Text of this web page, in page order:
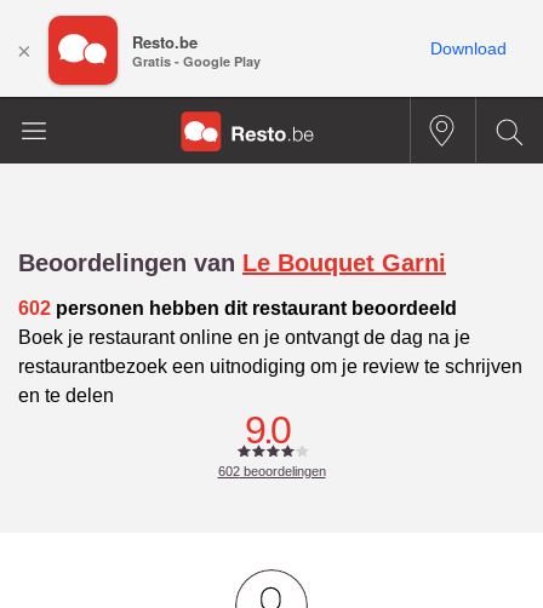
Beoordelingen van Le Bouquet Garni
602 personen hebben dit restaurant beoordeeld
Boek je restaurant online en je ontvangt de dag na je
restaurantbezoek een uitnodiging om je review te schrijven
en te delen
9.0
602beoordelingen
× Resto.be
Gratis - Google Play
Download